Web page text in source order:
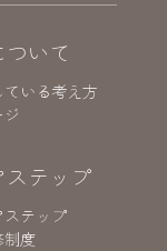
いて
いる考え方
ステップ
ステップ
制度